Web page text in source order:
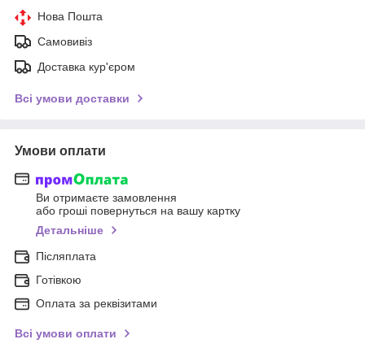
Нова Пошта
Самовивіз
Доставка кур'єром
Всі умови доставки
Умови оплати
Ви отримаєте замовлення
або гроші повернуться на вашу картку
Детальніше
Післяплата
Готівкою
Оплата за реквізитами
Всі умови оплати